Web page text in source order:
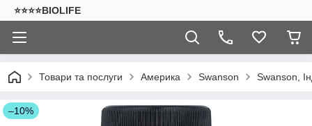
⭐⭐⭐⭐BIOLIFE
Товари та послуги Америка Swanson Swanson,
–10%